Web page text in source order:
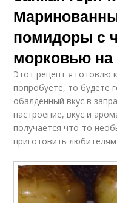
помидоры с
морковью на
Этот рецепт я готовлю
попробуете, то будете
обалденный вкус в
настроение, вкус и
получается что-то
приготовить